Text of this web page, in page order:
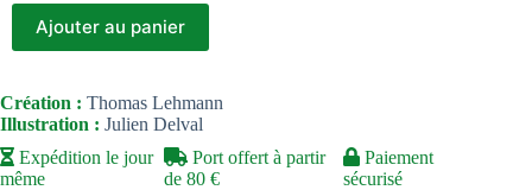
Ajouter au panier
Expédition le jour
même
Port offert à partir
de 80 €
Paiement
sécurisé
Création : Thomas Lehmann
Illustration : Julien Delval